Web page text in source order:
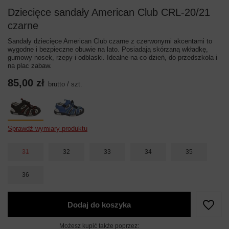
Dziecięce sandały American Club CRL-20/21
czarne
Sandały dziecięce American Club czarne z czerwonymi akcentami to
wygodne i bezpieczne obuwie na lato. Posiadają skórzaną wkładkę,
gumowy nosek, rzepy i odblaski. Idealne na co dzień, do przedszkola i
na plac zabaw.
85,00 zł brutto / szt.
Sprawdź wymiary produktu
31 32 33 34 35
36
Dodaj do koszyka
Możesz kupić także poprzez: